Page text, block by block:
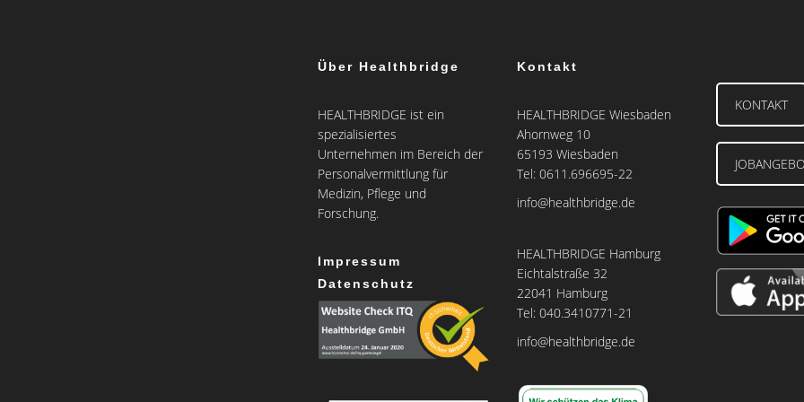
Über Healthbridge
HEALTHBRIDGE ist ein
spezialisiertes
Unternehmen im Bereich der
Personalvermittlung für
Medizin, Pflege und
Forschung.
Impressum
Datenschutz
Kontakt
HEALTHBRIDGE Wiesbaden
Ahornweg 10
65193 Wiesbaden
Tel: 0611.696695-22
info@healthbridge.de
HEALTHBRIDGE Hamburg
Eichtalstraße 32
22041 Hamburg
Tel: 040.3410771-21
info@healthbridge.de
KONTAKT